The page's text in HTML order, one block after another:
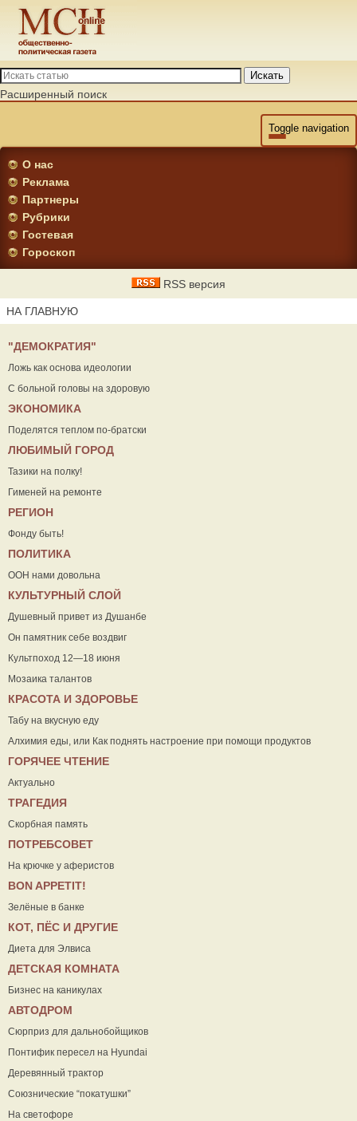
Искать
Расширенный поиск
Toggle navigation
О нас
Реклама
Партнеры
Рубрики
Гостевая
Гороскоп
RSS версия
НА ГЛАВНУЮ
"ДЕМОКРАТИЯ"
Ложь как основа идеологии
С больной головы на здоровую
ЭКОНОМИКА
Поделятся теплом по-братски
ЛЮБИМЫЙ ГОРОД
Тазики на полку!
Гименей на ремонте
РЕГИОН
Фонду быть!
ПОЛИТИКА
ООН нами довольна
КУЛЬТУРНЫЙ СЛОЙ
Душевный привет из Душанбе
Он памятник себе воздвиг
Культпоход 12—18 июня
Мозаика талантов
КРАСОТА И ЗДОРОВЬЕ
Табу на вкусную еду
Алхимия еды, или Как поднять настроение при помощи продуктов
ГОРЯЧЕЕ ЧТЕНИЕ
Актуально
ТРАГЕДИЯ
Скорбная память
ПОТРЕБСОВЕТ
На крючке у аферистов
ВON APPETIT!
Зелёные в банке
КОТ, ПЁС И ДРУГИЕ
Диета для Элвиса
ДЕТСКАЯ КОМНАТА
Бизнес на каникулах
АВТОДРОМ
Сюрприз для дальнобойщиков
Понтифик пересел на Hyundai
Деревянный трактор
Союзнические “покатушки”
На светофоре